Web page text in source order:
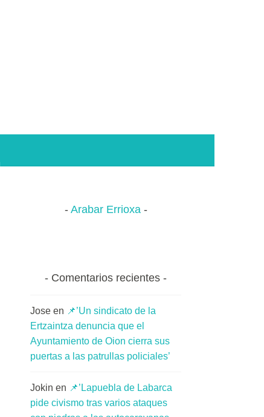
Arabar Errioxa
Comentarios recientes
Jose en 📌’Un sindicato de la
Ertzaintza denuncia que el
Ayuntamiento de Oion cierra sus
puertas a las patrullas policiales’
Jokin en 📌’Lapuebla de Labarca
pide civismo tras varios ataques